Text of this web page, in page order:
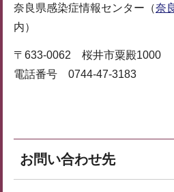
奈良県感染症情報センター（奈
内）
〒633-0062 桜井市粟殿1000
電話番号 0744-47-3183
お問い合わせ先